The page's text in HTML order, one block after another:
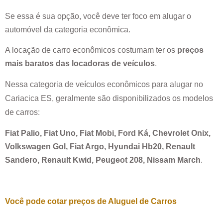
Se essa é sua opção, você deve ter foco em alugar o
automóvel da categoria econômica.
A locação de carro econômicos costumam ter os preços
mais baratos das locadoras de veículos.
Nessa categoria de veículos econômicos para alugar no
Cariacica ES, geralmente são disponibilizados os modelos
de carros:
Fiat Palio, Fiat Uno, Fiat Mobi, Ford Ká, Chevrolet Onix,
Volkswagen Gol, Fiat Argo, Hyundai Hb20, Renault
Sandero, Renault Kwid, Peugeot 208, Nissam March.
Você pode cotar preços de Aluguel de Carros